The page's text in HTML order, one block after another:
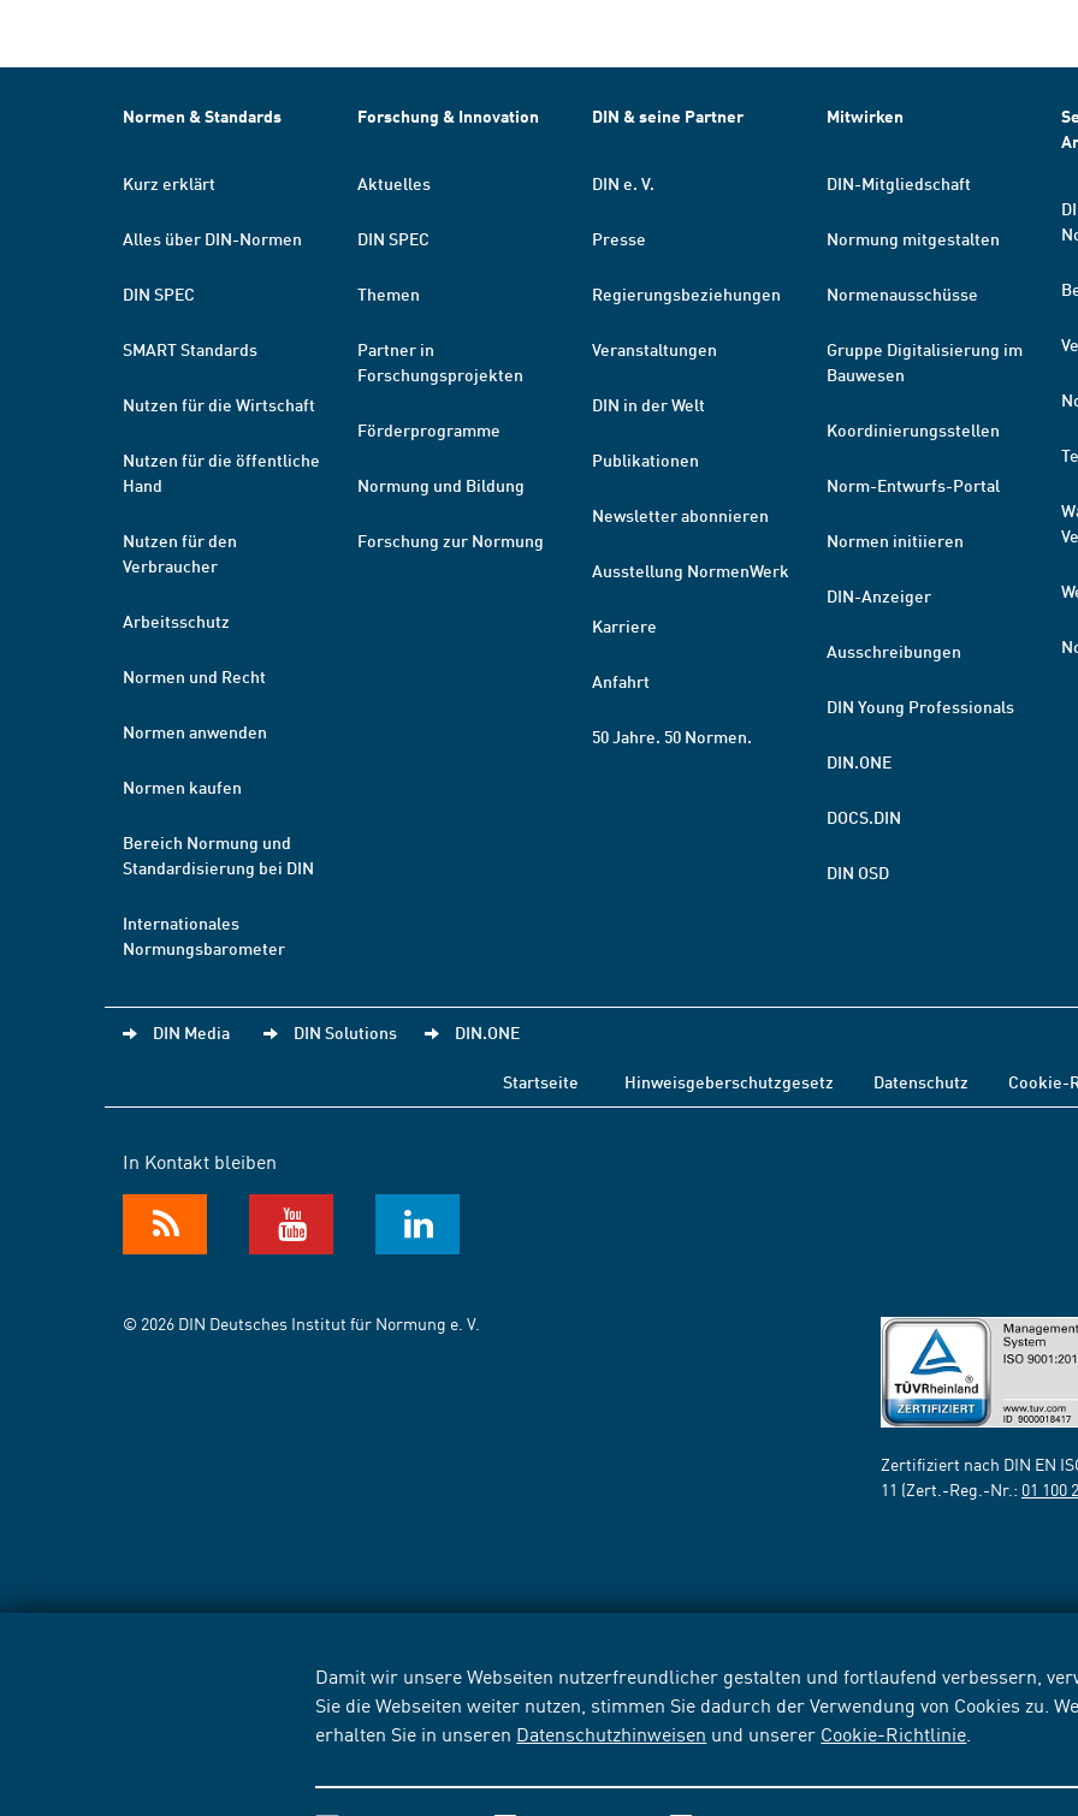
Damit wir unsere Webseiten nutzerfreundlicher gestalten und fortlaufend verbessern,
Sie die Webseiten weiter nutzen, stimmen Sie dadurch der Verwendung von Cookies zu.
erhalten Sie in unseren Datenschutzhinweisen und unserer Cookie-Richtlinie
Normen & Standards
Kurz erklärt
Alles über DIN-Normen
DIN SPEC
SMART Standards
Nutzen für die Wirtschaft
Nutzen für die öffentliche
Hand
Nutzen für den
Verbraucher
Arbeitsschutz
Normen und Recht
Normen anwenden
Normen kaufen
Bereich Normung und
Standardisierung bei DIN
Internationales
Normungsbarometer
Forschung & Innovation
Aktuelles
DIN SPEC
Themen
Partner in
Forschungsprojekten
Förderprogramme
Normung und Bildung
Forschung zur Normung
DIN & seine Partner
DIN e. V.
Presse
Regierungsbeziehungen
Veranstaltungen
DIN in der Welt
Publikationen
Newsletter abonnieren
Ausstellung NormenWerk
Karriere
Anfahrt
50 Jahre. 50 Normen.
Mitwirken
DIN-Mitgliedschaft
Normung mitgestalten
Normenausschüsse
Gruppe Digitalisierung im
Bauwesen
Koordinierungsstellen
Norm-Entwurfs-Portal
Normen initiieren
DIN-Anzeiger
Ausschreibungen
DIN Young Professionals
DIN.ONE
DOCS.DIN
DIN OSD
DIN Media DIN Solutions DIN.ONE
Startseite Hinweisgeberschutzgesetz Datenschutz Cookie-
In Kontakt bleiben
© 2026 DIN Deutsches Institut für Normung e. V.
Zertifiziert nach DIN EN
11 (Zert.-Reg.-Nr.: 01 100